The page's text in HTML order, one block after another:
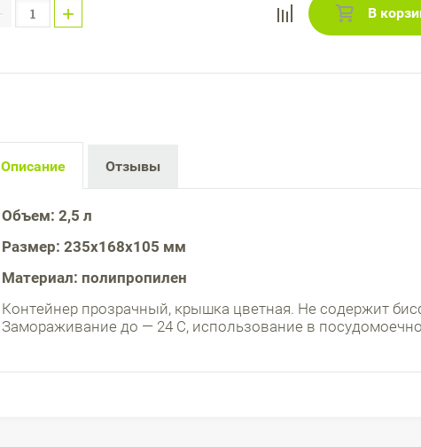
+ В
Описание Отзывы
Объем: 2,5 л
Размер: 235х168х105 мм
Материал: полипропилен
Контейнер прозрачный, крышка цветная. Не содержит
Замораживание до — 24 С, использование в